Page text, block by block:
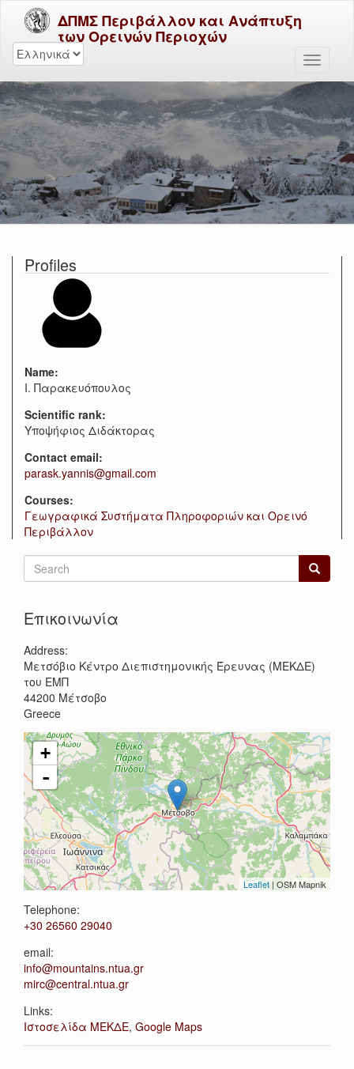
ΔΠΜΣ Περιβάλλον και Ανάπτυξη
των Ορεινών Περιοχών
Profiles
Name:
Ι. Παρακευόπουλος
Scientific rank:
Υποψήφιος Διδάκτορας
Contact email:
parask.yannis@gmail.com
Courses:
Γεωγραφικά Συστήματα Πληροφοριών και Ορεινό
Περιβάλλον
Search
form
Επικοινωνία
Address:
Μετσόβιο Κέντρο Διεπιστημονικής Έρευνας (ΜΕΚΔΕ)
του ΕΜΠ
44200 Μέτσοβο
Greece
+
-
Leaflet | OSM Mapnik
Telephone:
+30 26560 29040
email:
info@mountains.ntua.gr
mirc@central.ntua.gr
Links:
Ιστοσελίδα ΜΕΚΔΕ, Google Maps